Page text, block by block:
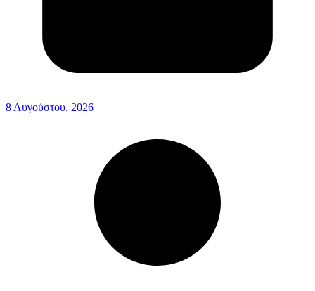
8 Αυγούστου, 2026